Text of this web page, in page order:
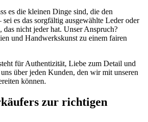
es die kleinen Dinge sind, die den
sei es das sorgfältig ausgewählte Leder oder
das nicht jeder hat. Unser Anspruch?
und Handwerkskunst zu einem fairen
für Authentizität, Liebe zum Detail und
über jeden Kunden, den wir mit unseren
können.
zur richtigen